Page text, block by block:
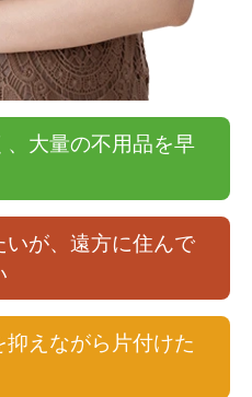
大量の不用品を早
が、遠方に住んで
えながら片付けた